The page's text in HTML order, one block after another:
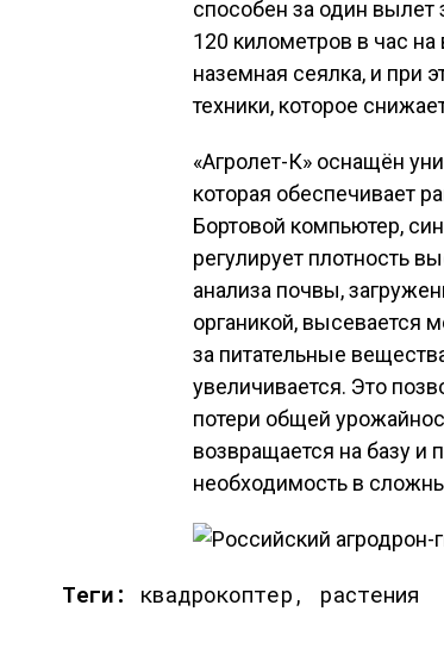
способен за один вылет
120 километров в час
наземная сеялка, и при
техники, которое
«Агролет-К» оснащён
которая обеспечивает
Бортовой компьютер,
регулирует плотность
анализа почвы,
органикой, высевается
за питательные
увеличивается. Это
потери общей
возвращается на базу и
необходимость в
Теги: квадрокоптер, растения